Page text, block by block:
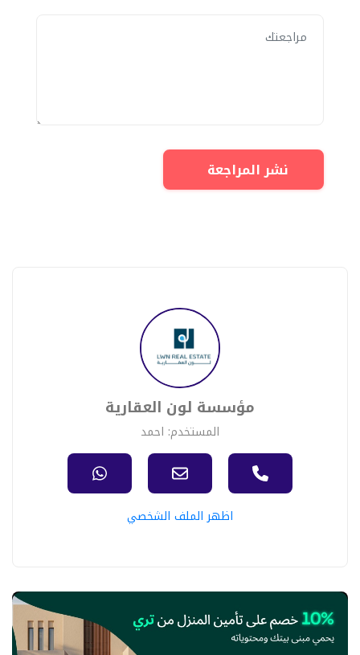
نشر المراجعة
مؤسسة لون العقارية
المستخدم: احمد
اظهر الملف الشخصي